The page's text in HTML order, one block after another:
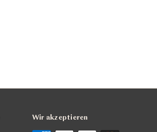
Wir akzeptieren